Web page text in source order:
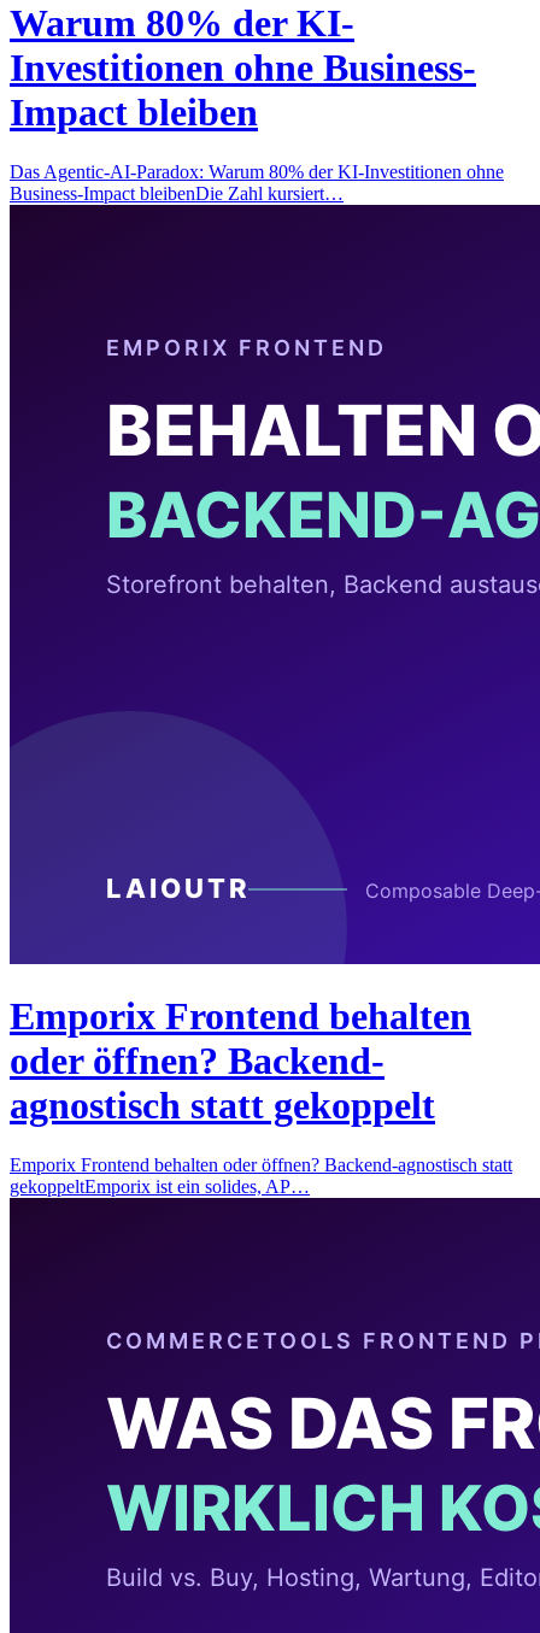
Warum 80% der KI-
Investitionen ohne Business-
Impact bleiben
Das Agentic-AI-Paradox: Warum 80% der KI-Investitionen ohne
Business-Impact bleibenDie Zahl kursiert…
Emporix Frontend behalten
oder öffnen? Backend-
agnostisch statt gekoppelt
Emporix Frontend behalten oder öffnen? Backend-agnostisch statt
gekoppeltEmporix ist ein solides, AP…